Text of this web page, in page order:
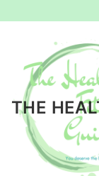
inhoud
THE